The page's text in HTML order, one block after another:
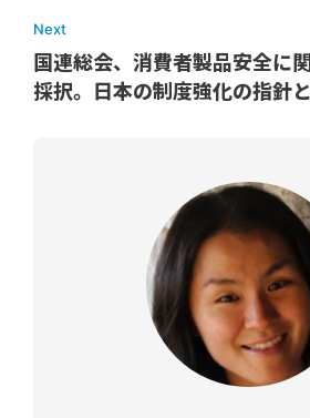
Next
国連総会、消費者製品安全に
採択。日本の制度強化の指針